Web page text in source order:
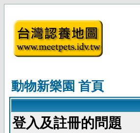
動物新樂園 首頁
登入及註冊的問題